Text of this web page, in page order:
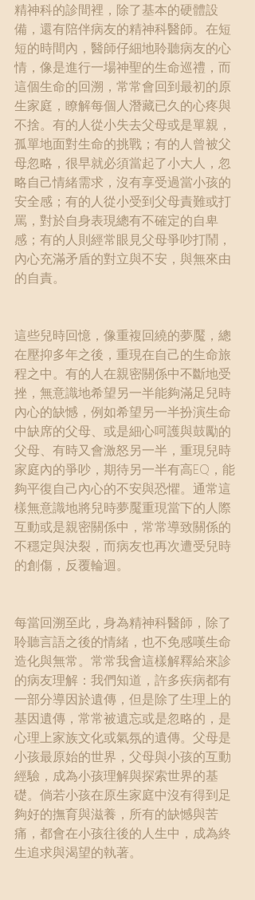
精神科的診間裡，除了基本的硬體設
備，還有陪伴病友的精神科醫師。在短
短的時間內，醫師仔細地聆聽病友的心
情，像是進行一場神聖的生命巡禮，而
這個生命的回溯，常常會回到最初的原
生家庭，瞭解每個人潛藏已久的心疼與
不捨。有的人從小失去父母或是單親，
孤單地面對生命的挑戰；有的人曾被父
母忽略，很早就必須當起了小大人，忽
略自己情緒需求，沒有享受過當小孩的
安全感；有的人從小受到父母責難或打
罵，對於自身表現總有不確定的自卑
感；有的人則經常眼見父母爭吵打鬧，
內心充滿矛盾的對立與不安，與無來由
的自責。
這些兒時回憶，像重複回繞的夢魘，總
在壓抑多年之後，重現在自己的生命旅
程之中。有的人在親密關係中不斷地受
挫，無意識地希望另一半能夠滿足兒時
內心的缺憾，例如希望另一半扮演生命
中缺席的父母、或是細心呵護與鼓勵的
父母、有時又會激怒另一半，重現兒時
家庭內的爭吵，期待另一半有高EQ，能
夠平復自己內心的不安與恐懼。通常這
樣無意識地將兒時夢魘重現當下的人際
互動或是親密關係中，常常導致關係的
不穩定與決裂，而病友也再次遭受兒時
的創傷，反覆輪迴。
每當回溯至此，身為精神科醫師，除了
聆聽言語之後的情緒，也不免感嘆生命
造化與無常。常常我會這樣解釋給來診
的病友理解：我們知道，許多疾病都有
一部分導因於遺傳，但是除了生理上的
基因遺傳，常常被遺忘或是忽略的，是
心理上家族文化或氣氛的遺傳。父母是
小孩最原始的世界，父母與小孩的互動
經驗，成為小孩理解與探索世界的基
礎。倘若小孩在原生家庭中沒有得到足
夠好的撫育與滋養，所有的缺憾與苦
痛，都會在小孩往後的人生中，成為終
生追求與渴望的執著。